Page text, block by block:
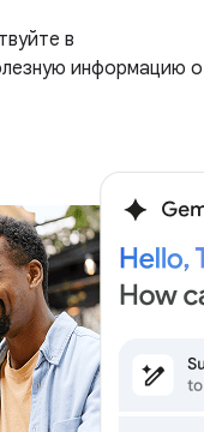
в
информацию о